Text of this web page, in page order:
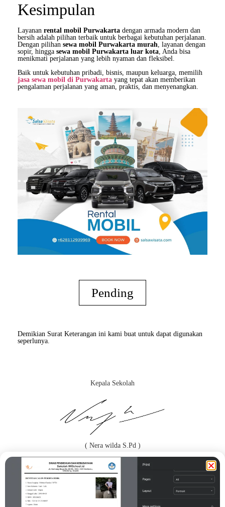
Kesimpulan
Layanan rental mobil Purwakarta dengan armada modern dan
bersih adalah pilihan terbaik untuk berbagai kebutuhan perjalanan.
Dengan pilihan sewa mobil Purwakarta murah, layanan dengan
sopir, hingga sewa mobil Purwakarta luar kota, Anda bisa
menikmati perjalanan yang lebih nyaman dan fleksibel.
Baik untuk kebutuhan pribadi, bisnis, maupun keluarga, memilih
jasa sewa mobil di Purwakarta yang tepat akan memberikan
pengalaman perjalanan yang aman, praktis, dan menyenangkan.
Pending
Demikian Surat Keterangan ini kami buat untuk dapat digunakan
seperlunya.
Kepala Sekolah
( Nera wilda S.Pd )
Orang Tua / Wali*